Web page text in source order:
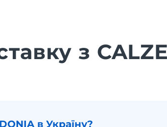
з
в Україну?